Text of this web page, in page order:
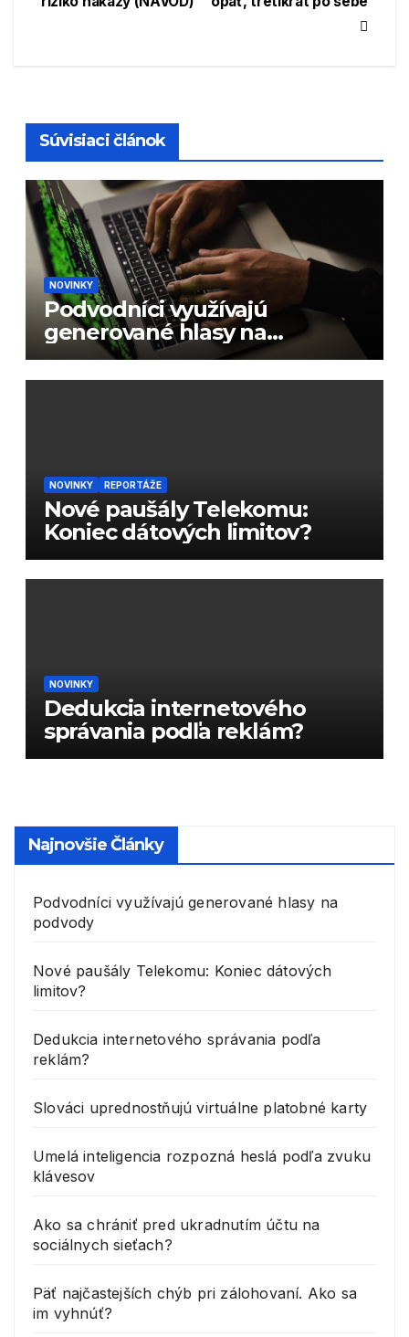
Súvisiaci článok
NOVINKY
Podvodníci využívajú
generované hlasy na
podvody
NOVINKY REPORTÁŽE
Nové paušály Telekomu:
Koniec dátových limitov?
NOVINKY
Dedukcia internetového
správania podľa reklám?
Najnovšie Články
Podvodníci využívajú generované hlasy na
podvody
Nové paušály Telekomu: Koniec dátových
limitov?
Dedukcia internetového správania podľa
reklám?
Slováci uprednostňujú virtuálne platobné karty
Umelá inteligencia rozpozná heslá podľa zvuku
klávesov
Ako sa chrániť pred ukradnutím účtu na
sociálnych sieťach?
Päť najčastejších chýb pri zálohovaní. Ako sa
im vyhnúť?